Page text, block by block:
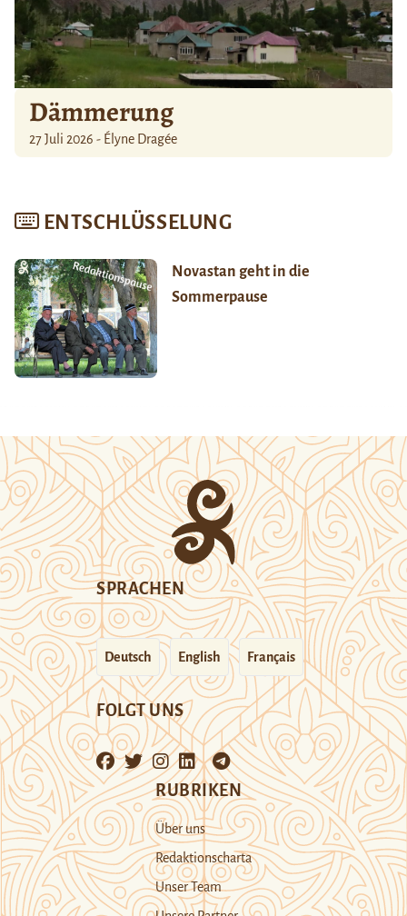
Dämmerung
27 Juli 2026 - Élyne Dragée
ENTSCHLÜSSELUNG
Novastan geht in die
Sommerpause
SPRACHEN
Deutsch English Français
FOLGT UNS
RUBRIKEN
Über uns
Redaktionscharta
Unser Team